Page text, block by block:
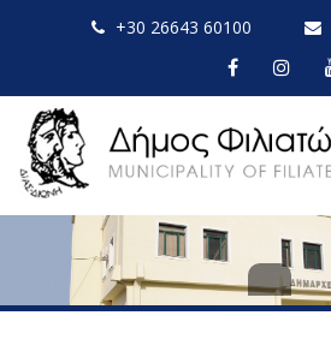
+30 26643 60100